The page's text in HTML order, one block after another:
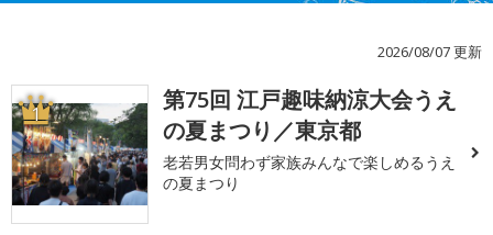
2026/08/07 更新
1
第75回 江戸趣味納涼大会うえ
の夏まつり／東京都
老若男女問わず家族みんなで楽しめるうえ
の夏まつり